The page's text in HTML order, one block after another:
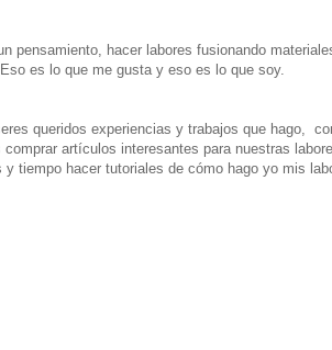
pensamiento, hacer labores fusionando
es lo que me gusta y eso es lo que soy.
queridos experiencias y trabajos que hago,
artículos interesantes para nuestras
tiempo hacer tutoriales de cómo hago yo mis